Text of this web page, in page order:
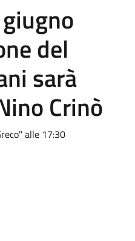
del
sarà
Crinò
alle 17:30